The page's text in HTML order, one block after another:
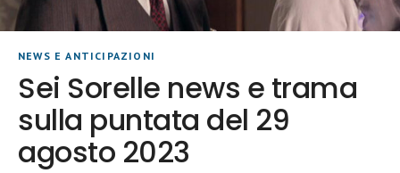
NEWS E ANTICIPAZIONI
Sei Sorelle news e trama
sulla puntata del 29
agosto 2023